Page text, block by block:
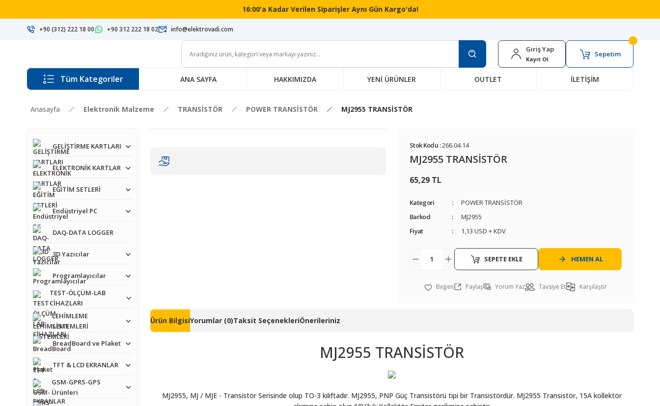
16:00'a Kadar Verilen Siparişler Aynı Gün Kargo'da!
+90 (312) 222 18 00 +90 312 222 18 02 info@elektrovadi.com
Giriş Yap
Kayıt Ol
Sepetim
Tüm Kategoriler ANA SAYFA HAKKIMIZDA YENİ ÜRÜNLER OUTLET İLETİŞİM
Anasayfa Elektronik Malzeme TRANSİSTÖR POWER TRANSİSTÖR MJ2955 TRANSİSTÖR
GELİŞTİRME KARTLARI
ELEKTRONİK KARTLAR
EĞİTİM SETLERİ
Endüstriyel PC
DAQ-DATA LOGGER
3D Yazıcılar
Programlayıcılar
TEST-ÖLÇÜM-LAB
CİHAZLARI
LEHİMLEME
SİSTEMLERİ
BreadBoard ve Plaket
TFT & LCD EKRANLAR
GSM-GPRS-GPS
Ürünleri
Stok Kodu :266.04.14
MJ2955 TRANSİSTÖR
65,29 TL
Kategori
POWER TRANSİSTÖR
Barkod
MJ2955
Fiyat
1,13 USD + KDV
SEPETE EKLE HEMEN AL
Paylaş Yorum Yaz Tavsiye Et Karşılaştır
Ürün BilgisiYorumlar (0)Taksit SeçenekleriÖnerileriniz
MJ2955 TRANSİSTÖR
MJ2955, MJ / MJE - Transistör Serisinde olup TO-3 kılıftadır. MJ2955, PNP Güç Transistörü tipi bir Transistördür. MJ2955 Transistör, 15A kollektör